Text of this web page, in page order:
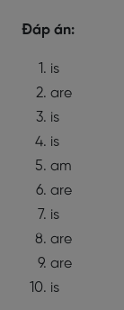
Đáp án:
is
are
is
is
am
are
is
are
are
is